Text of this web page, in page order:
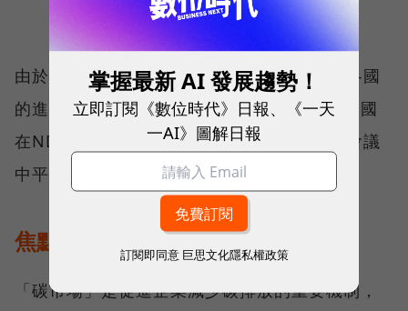
由於NDC的更新涉及經濟利益及技術能力，各國
的進展並不一致。中國、美國、印度等排放大國
在NDC更新中仍面臨技術轉型難題，如何在會議
中平衡各國利益，將是談判的難題。
焦點3：打擊漂綠行為
「碳市場」是促進企業減少碳排放的重要機制，
掌握最新 AI 發展趨勢！
立即訂閱《數位時代》日報、《一天
一AI》圖解日報
訂閱即同意 巨思文化隱私權政策